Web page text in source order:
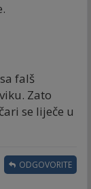
falš
Zato
se liječe u
ODGOVORITE